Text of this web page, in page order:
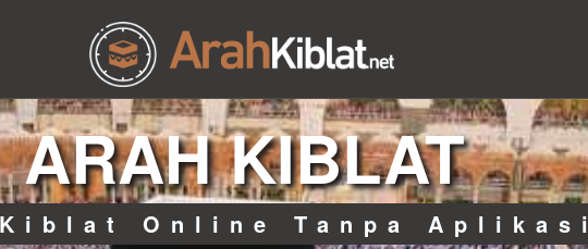
ARAH KIBLAT
Online Tanpa Aplikasi